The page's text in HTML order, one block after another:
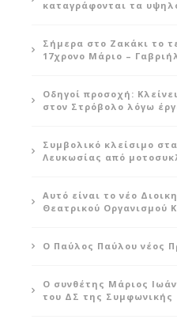
καταγράφονται τα
Σήμερα στο Ζακάκι το
17χρονο Μάριο –
Οδηγοί προσοχή:
στον Στρόβολο λόγω
Συμβολικό κλείσιμο
Λευκωσίας από
Αυτό είναι το νέο
Θεατρικού Οργανισμού
Ο Παύλος Παύλου νέος
Ο συνθέτης Μάριος
του ΔΣ της Συμφωνικής